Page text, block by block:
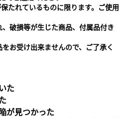
たれているものに限ります。ご使用
破損等が生じた商品、付属品付き
お受け出来ませんので、ご了承く
た
が見つかった